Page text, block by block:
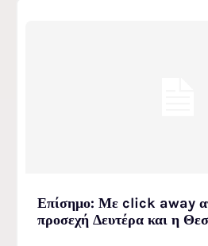
Επίσημο: Με click away
προσεχή Δευτέρα και η